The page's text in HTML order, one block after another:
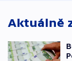
Aktuálně